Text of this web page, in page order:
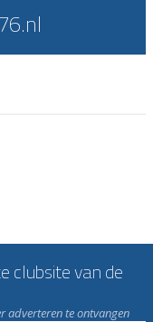
clubsite van de
adverteren te ontvangen